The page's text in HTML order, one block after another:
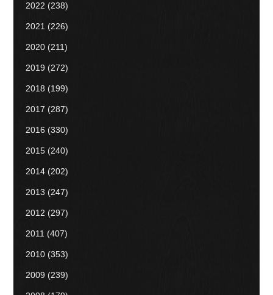
2022 (238)
2021 (226)
2020 (211)
2019 (272)
2018 (199)
2017 (287)
2016 (330)
2015 (240)
2014 (202)
2013 (247)
2012 (297)
2011 (407)
2010 (353)
2009 (239)